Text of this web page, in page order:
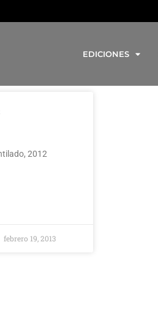
EDICIONES
2012
febrero 19, 2013